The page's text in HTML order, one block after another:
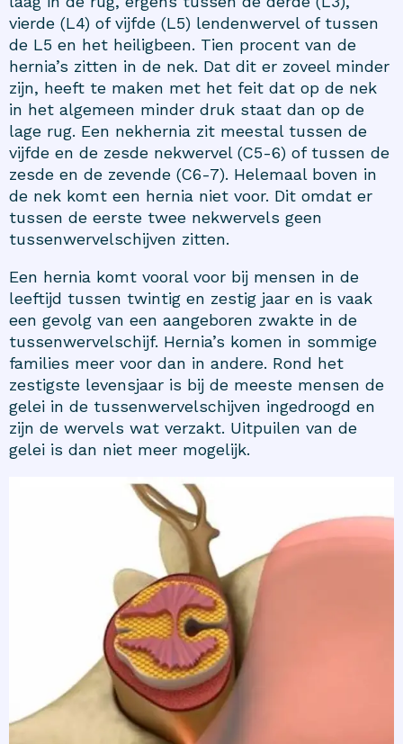
vierde (L4) of vijfde (L5) lendenwervel of tussen
de L5 en het heiligbeen. Tien procent van de
hernia’s zitten in de nek. Dat dit er zoveel minder
zijn, heeft te maken met het feit dat op de nek
in het algemeen minder druk staat dan op de
lage rug. Een nekhernia zit meestal tussen de
vijfde en de zesde nekwervel (C5-6) of tussen de
zesde en de zevende (C6-7). Helemaal boven in
de nek komt een hernia niet voor. Dit omdat er
tussen de eerste twee nekwervels geen
tussenwervelschijven zitten.
Een hernia komt vooral voor bij mensen in de
leeftijd tussen twintig en zestig jaar en is vaak
een gevolg van een aangeboren zwakte in de
tussenwervelschijf. Hernia’s komen in sommige
families meer voor dan in andere. Rond het
zestigste levensjaar is bij de meeste mensen de
gelei in de tussenwervelschijven ingedroogd en
zijn de wervels wat verzakt. Uitpuilen van de
gelei is dan niet meer mogelijk.